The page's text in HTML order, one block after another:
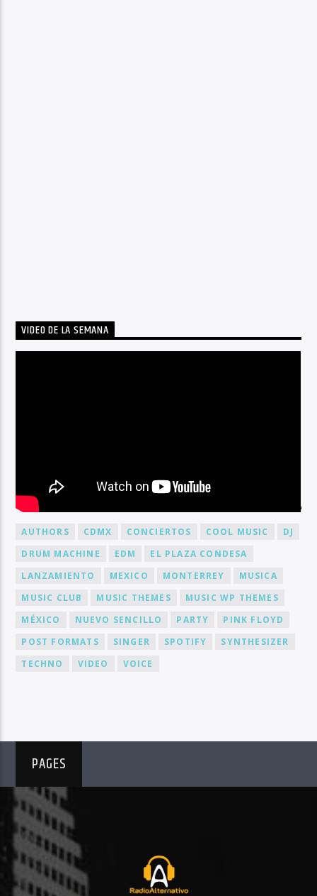
VIDEO DE LA SEMANA
BY TAG
AUTHORS CDMX CONCIERTOS COOL MUSIC
DJ
DRUM MACHINE
EDM
EL PLAZA CONDESA
LANZAMIENTO
MEXICO MONTERREY
MUSICA
MUSIC CLUB
MUSIC THEMES
MUSIC WP THEMES
MÉXICO
NUEVO SENCILLO PARTY
PINK FLOYD
POST FORMATS
SINGER SPOTIFY
SYNTHESIZER
TECHNO
VIDEO VOICE
PAGES